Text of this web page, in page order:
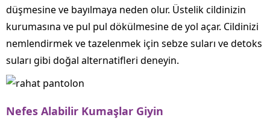
düşmesine ve bayılmaya neden olur. Üstelik cildinizin
kurumasına ve pul pul dökülmesine de yol açar. Cildinizi
nemlendirmek ve tazelenmek için sebze suları ve detoks
suları gibi doğal alternatifleri deneyin.
Nefes Alabilir Kumaşlar Giyin